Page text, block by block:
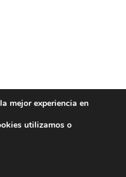
mejor experiencia en
utilizamos o